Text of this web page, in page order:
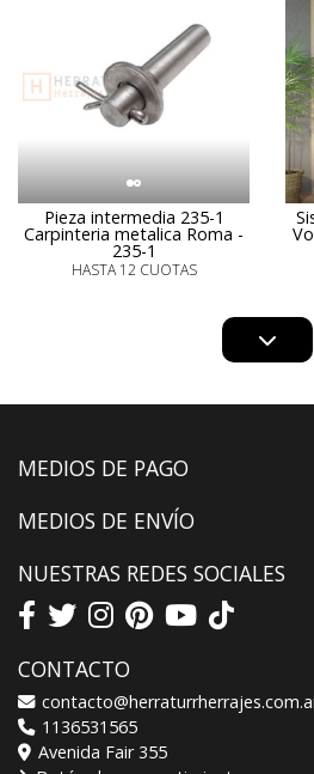
Pieza intermedia 235-1
Carpinteria metalica Roma -
235-1
HASTA 12 CUOTAS
MEDIOS DE PAGO
MEDIOS DE ENVÍO
NUESTRAS REDES SOCIALES
CONTACTO
1136531565
Avenida Fair 355